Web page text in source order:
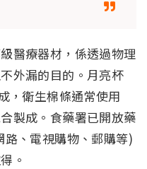
醫療器材，係透過物理
外漏的目的。月亮杯
，衛生棉條通常使用
製成。食藥署已開放藥
、電視購物、郵購等)
。